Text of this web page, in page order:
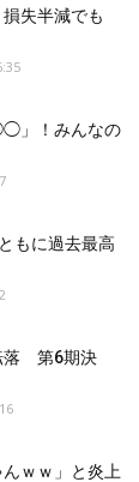
失半減でも
」！みんなの
もに過去最高
落 第6期決
ｗｗ」と炎上